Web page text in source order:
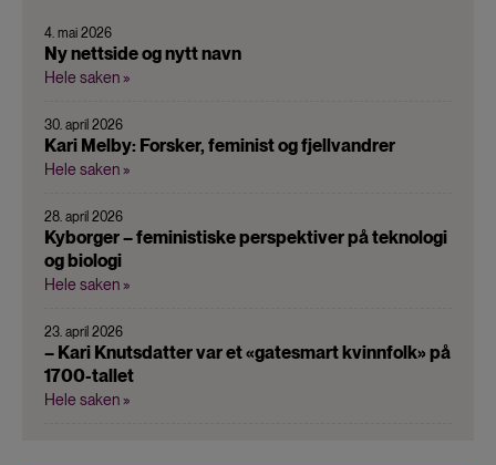
4. mai 2026
Ny nettside og nytt navn
Hele saken »
30. april 2026
Kari Melby: Forsker, feminist og fjellvandrer
Hele saken »
28. april 2026
Kyborger – feministiske perspektiver på teknologi
og biologi
Hele saken »
23. april 2026
– Kari Knutsdatter var et «gatesmart kvinnfolk» på
1700-tallet
Hele saken »